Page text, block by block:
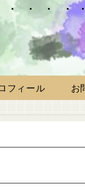
フィール お